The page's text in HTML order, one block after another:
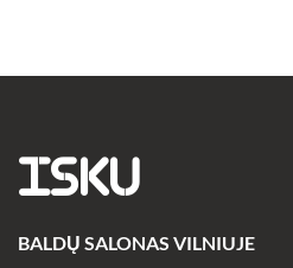
ISKU
BALDŲ SALONAS VILNIUJE